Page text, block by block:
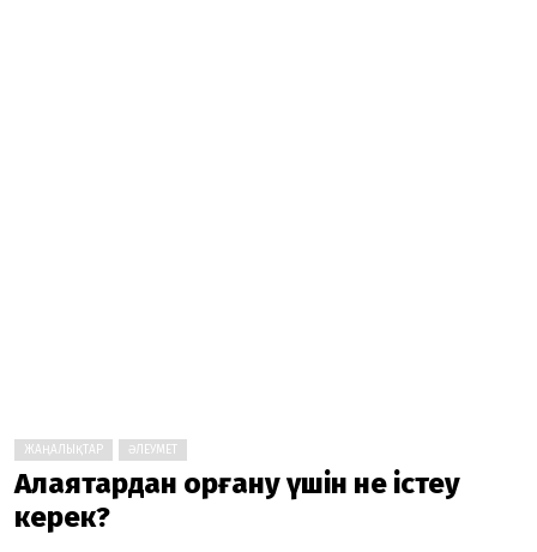
ЖАҢАЛЫҚТАР ӘЛЕУМЕТ
Алаяқтардан қорғану үшін не істеу
керек?